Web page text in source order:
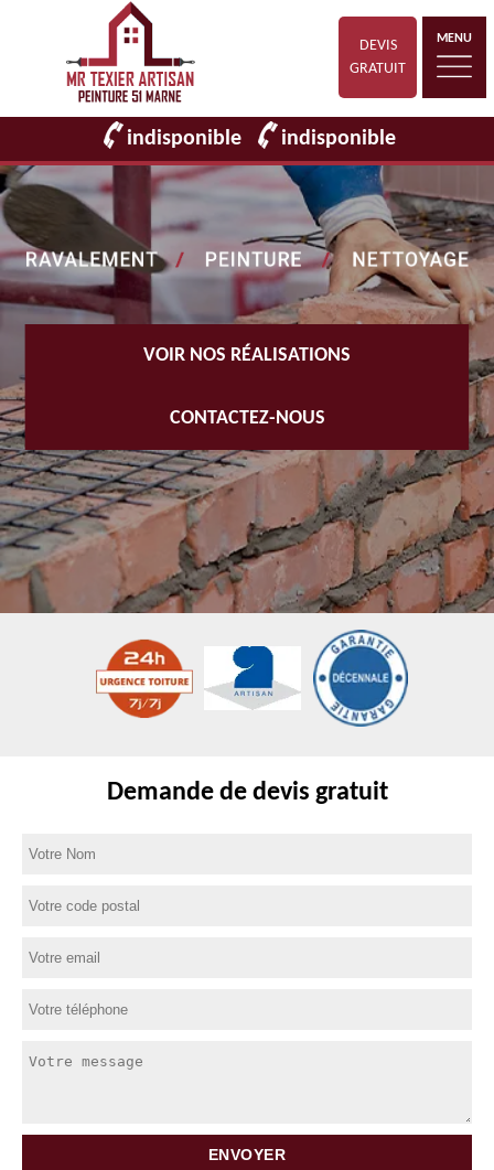
DEVIS
GRATUIT
MENU
indisponible indisponible
VOIR NOS RÉALISATIONS
CONTACTEZ-NOUS
Demande de devis gratuit